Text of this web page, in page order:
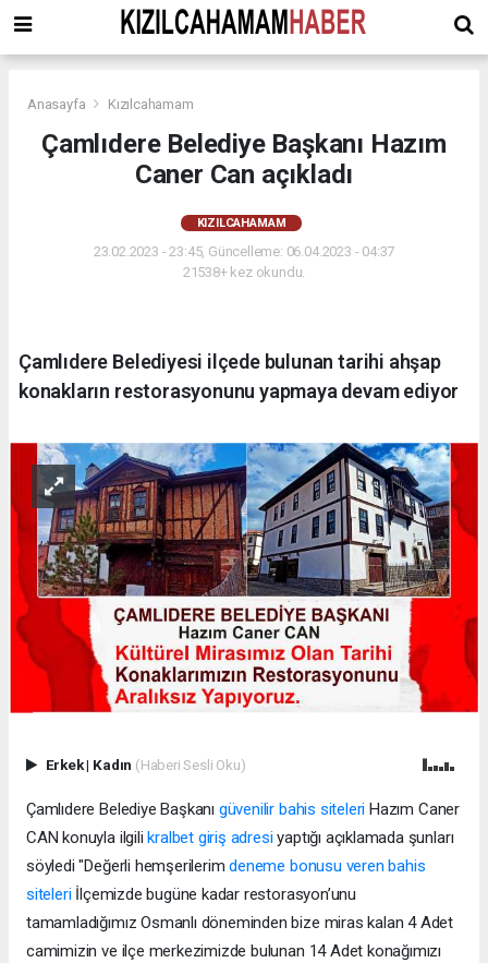
Anasayfa Kızılcahamam
Çamlıdere Belediye Başkanı Hazım
Caner Can açıkladı
KIZILCAHAMAM
23.02.2023 - 23:45, Güncelleme: 06.04.2023 - 04:37
21538+ kez okundu.
Çamlıdere Belediyesi ilçede bulunan tarihi ahşap
konakların restorasyonunu yapmaya devam ediyor
Erkek| Kadın (Haberi Sesli Oku)
Çamlıdere Belediye Başkanı güvenilir bahis siteleri Hazım Caner
CAN konuyla ilgilikralbet giriş adresiyaptığı açıklamada şunları
söyledi "Değerli hemşerilerimdeneme bonusu veren bahis
siteleriİlçemizde bugüne kadar restorasyon’unu
tamamladığımız Osmanlı döneminden bize miras kalan 4 Adet
camimizin ve ilçe merkezimizde bulunan 14 Adet konağımızı